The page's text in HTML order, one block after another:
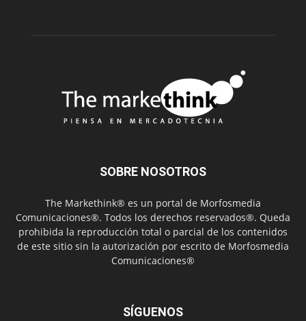
SOBRE NOSOTROS
The Markethink® es un portal de Morfosmedia
Comunicaciones®. Todos los derechos reservados®. Queda
prohibida la reproducción total o parcial de los contenidos
de este sitio sin la autorización por escrito de Morfosmedia
Comunicaciones®
SÍGUENOS